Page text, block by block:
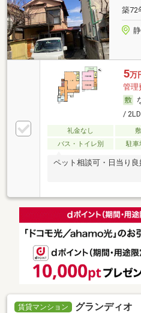
築72
5万
管理
/
礼金なし
バス・トイレ別
駐車
ペット相談可・日当り
賃貸マンション グランディオ